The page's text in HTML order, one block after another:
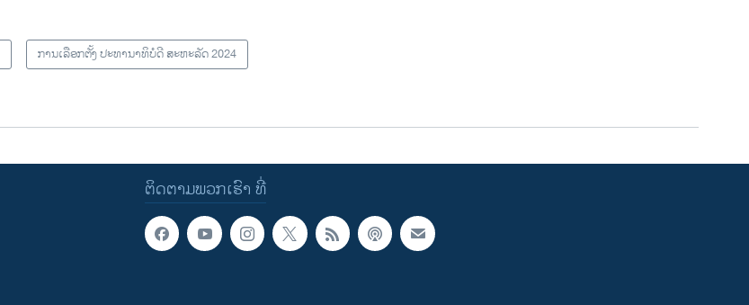
ການເລືອກຕັ້ງ ປະທານາທິບໍດີ ສະຫະລັດ 2024
ຕິດຕາມພວກເຮົາ ທີ່